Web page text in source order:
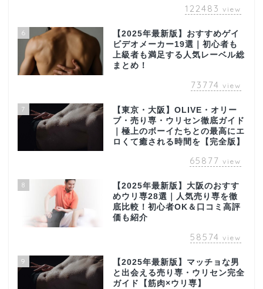
122483 view
6
【2025年最新版】おすすめゲイ
ビデオメーカー19選｜初心者も
上級者も満足する人気レーベル総
まとめ！
73774 view
7
【東京・大阪】OLIVE・オリー
ブ・売り専・ウリセン徹底ガイド
｜極上のボーイたちとの最高にエ
ロくて癒される時間を【完全版】
65877 view
8
【2025年最新版】大阪のおすす
めウリ専28選｜人気売り専を徹
底比較！初心者OK＆口コミ高評
価も紹介
58574 view
9
【2025年最新版】マッチョな男
と出会える売り専・ウリセン完全
ガイド【筋肉×ウリ専】